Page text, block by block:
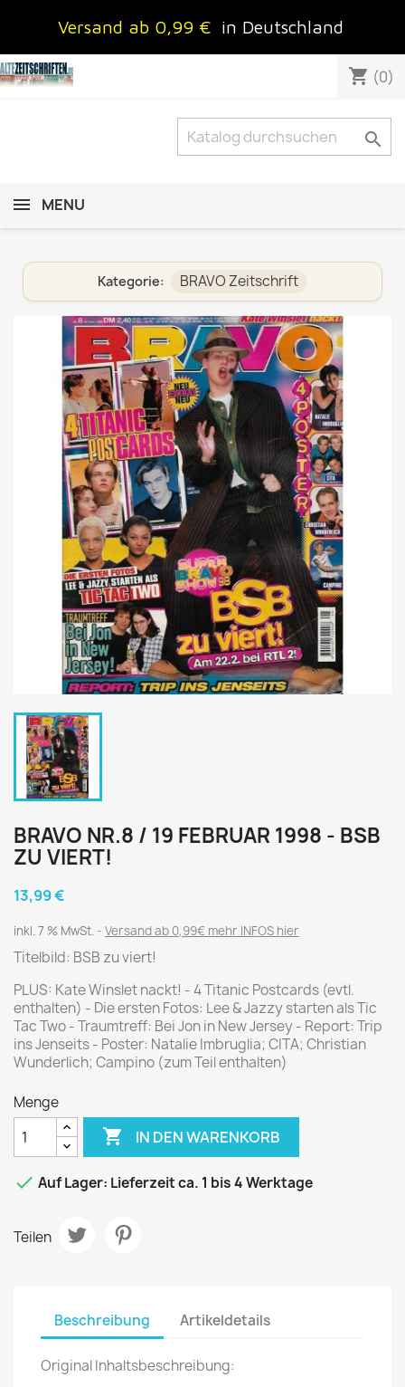
Versand ab 0,99 € in Deutschland
shopping_cart (0)

MENU
Kategorie: BRAVO Zeitschrift
BRAVO NR.8 / 19 FEBRUAR 1998 - BSB
ZU VIERT!
13,99 €
inkl. 7 % MwSt. Versand ab 0,99€ mehr INFOS hier
Titelbild: BSB zu viert!
PLUS: Kate Winslet nackt! - 4 Titanic Postcards (evtl.
enthalten) - Die ersten Fotos: Lee & Jazzy starten als Tic
Tac Two - Traumtreff: Bei Jon in New Jersey - Report: Trip
ins Jenseits - Poster: Natalie Imbruglia; CITA; Christian
Wunderlich; Campino (zum Teil enthalten)
Menge
 IN DEN WARENKORB
 Auf Lager: Lieferzeit ca. 1 bis 4 Werktage
Teilen
Beschreibung Artikeldetails
Original Inhaltsbeschreibung: